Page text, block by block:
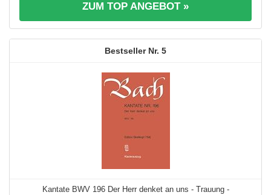
ZUM TOP ANGEBOT »
5
Kantate BWV 196 Der Herr denket an uns - Trauung -